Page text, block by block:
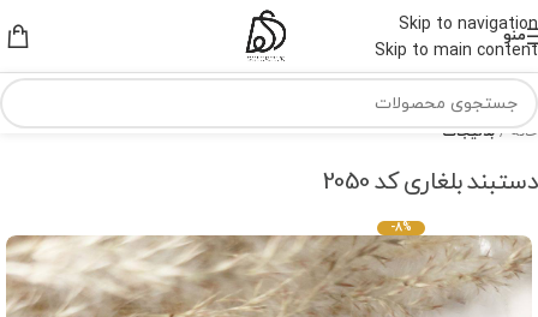
Skip to navigation
Skip to main content
منو
خانه بدلیجات
دستبند بلغاری کد 2050
-8%